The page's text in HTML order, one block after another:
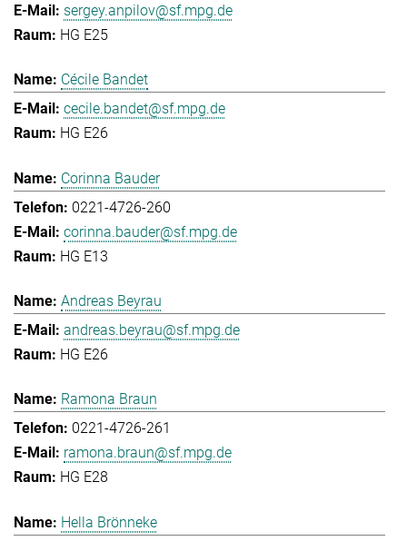
sergey.anpilov@sf.mpg.de
HG E25
Cécile Bandet
cecile.bandet@sf.mpg.de
HG E26
Corinna Bauder
0221-4726-260
corinna.bauder@sf.mpg.de
HG E13
Andreas Beyrau
andreas.beyrau@sf.mpg.de
HG E26
Ramona Braun
0221-4726-261
ramona.braun@sf.mpg.de
HG E28
Hella Brönneke